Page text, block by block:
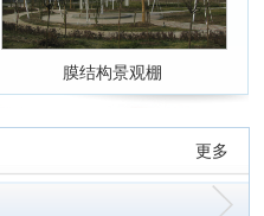
膜结构景观棚
更多